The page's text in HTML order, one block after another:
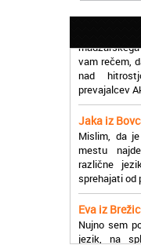
vam rečem,
nad
prevajalcev
Jaka iz
Mislim, da
mestu
različne
sprehajati od
Eva iz Brežic:
Nujno sem
jezik, na
poklicala